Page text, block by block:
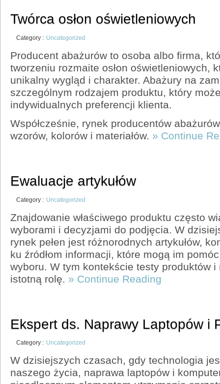
Twórca osłon oświetleniowych
Category : Uncategorized
Producent abażurów to osoba albo firma,
tworzeniu rozmaite osłon oświetleniowych,
unikalny wygląd i charakter. Abażury na
szczególnym rodzajem produktu, który
indywidualnych preferencji klienta.
Współcześnie, rynek producentów
wzorów, kolorów i materiałów. » Continue
Ewaluacje artykułów
Category : Uncategorized
Znajdowanie właściwego produktu często
wyborami i decyzjami do podjęcia. W
rynek pełen jest różnorodnych artykułów,
ku źródłom informacji, które mogą im
wyboru. W tym kontekście testy produktów
istotną rolę. » Continue Reading
Ekspert ds. Naprawy Laptopów i
Category : Uncategorized
W dzisiejszych czasach, gdy technologia
naszego życia, naprawa laptopów i